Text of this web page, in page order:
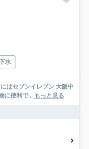
水
はセブンイレブン 大阪中
に便利で... もっと見る